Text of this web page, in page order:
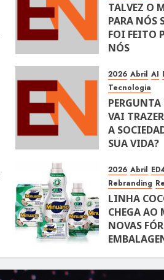
TALVEZ O
PARA NÓS
FOI FEITO
NÓS
2026 Abril AI
Tecnologia
VAI
A
SUA VIDA?
2026 Abril
Rebranding
LINHA
CHEGA AO
NOVAS
10 DE ABRIL